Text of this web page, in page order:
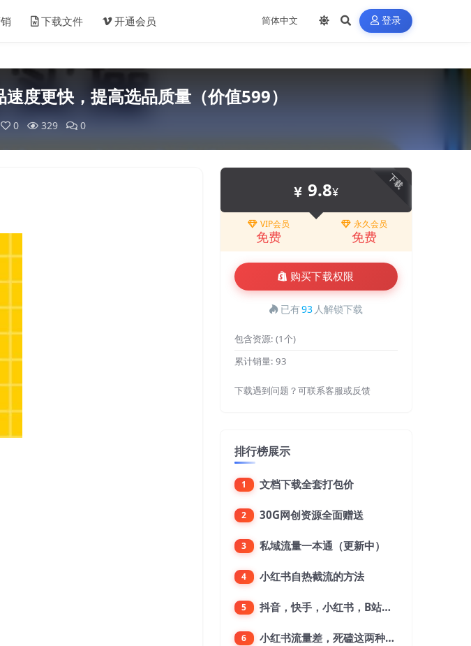
下载文件 开通会员 登录
度更快，提高选品质量（价值599）
0 329 0
下载
9.8¥
VIP会员
免费
永久会员
免费
购买下载权限
已有93 人解锁下载
包含资源: (1个)
累计销量: 93
下载遇到问题？可联系客服或反馈
排行榜展示
1 文档下载全套打包价
2 30G网创资源全面赠送
3 私域流量一本通（更新中）
4 小红书自热截流的方法
5 抖音，快手，小红书，B站，微博，微信公众号，微信视频号。每一个平台，都是不一样的机会，对应不一样的赚钱思路
6 小红书流量差，死磕这两种笔记就好